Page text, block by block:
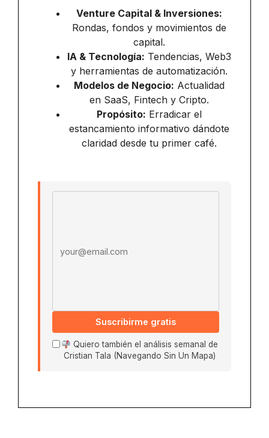
Venture Capital & Inversiones:
Rondas, fondos y movimientos de
capital.
IA & Tecnología: Tendencias, Web3
y herramientas de automatización.
Modelos de Negocio: Actualidad
en SaaS, Fintech y Cripto.
Propósito: Erradicar el
estancamiento informativo dándote
claridad desde tu primer café.
Suscribirme gratis
Quiero también el análisis semanal de
Cristian Tala (Navegando Sin Un Mapa)